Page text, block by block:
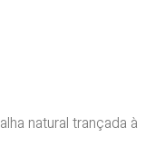
natural trançada à